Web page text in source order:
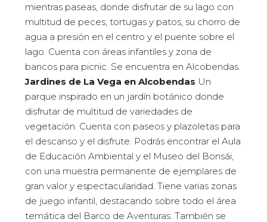
mientras paseas, donde disfrutar de su lago con
multitud de peces, tortugas y patos, su chorro de
agua a presión en el centro y el puente sobre el
lago. Cuenta con áreas infantiles y zona de
bancos para picnic. Se encuentra en Alcobendas.
Jardines de La Vega en Alcobendas Un
parque inspirado en un jardín botánico donde
disfrutar de multitud de variedades de
vegetación. Cuenta con paseos y plazoletas para
el descanso y el disfrute. Podrás encontrar el Aula
de Educación Ambiental y el Museo del Bonsái,
con una muestra permanente de ejemplares de
gran valor y espectacularidad. Tiene varias zonas
de juego infantil, destacando sobre todo el área
temática del Barco de Aventuras. También se